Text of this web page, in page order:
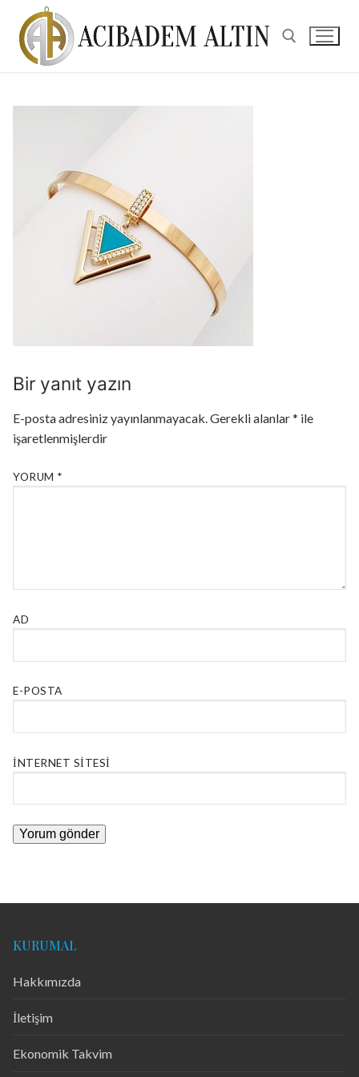
Bir yanıt yazın
E-posta adresiniz yayınlanmayacak. Gerekli alanlar* ile
işaretlenmişlerdir
YORUM *
AD
E-POSTA
İNTERNET SITESI
KURUMAL
Hakkımızda
İletişim
Ekonomik Takvim